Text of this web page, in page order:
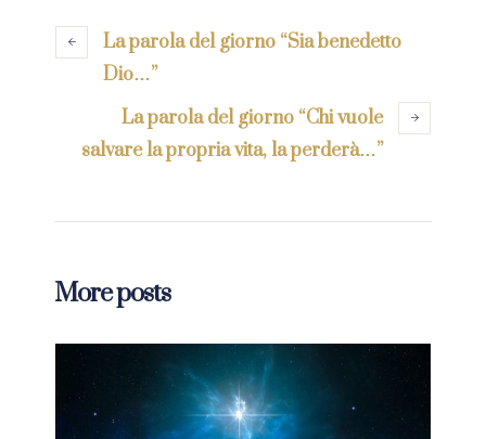
La parola del giorno “Sia benedetto
Dio…”
La parola del giorno “Chi vuole
salvare la propria vita, la perderà…”
More posts